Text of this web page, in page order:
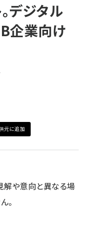
デジタル
企業向け
元に追加
解や意向と異なる場
。